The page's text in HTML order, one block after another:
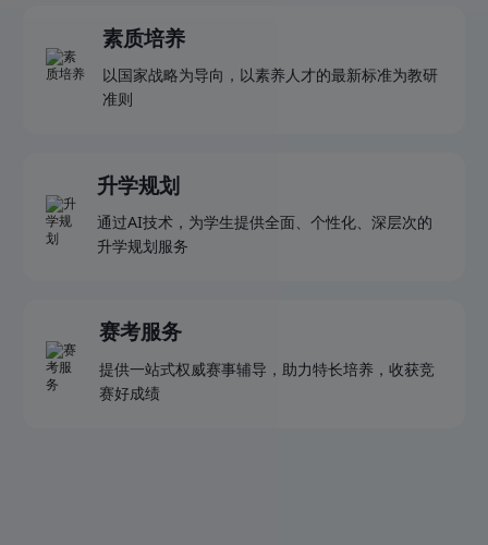
素质培养
以国家战略为导向，以素养人才的最新标准为教研
准则
升学规划
通过AI技术，为学生提供全面、个性化、深层次的
升学规划服务
赛考服务
提供一站式权威赛事辅导，助力特长培养，收获竞
赛好成绩